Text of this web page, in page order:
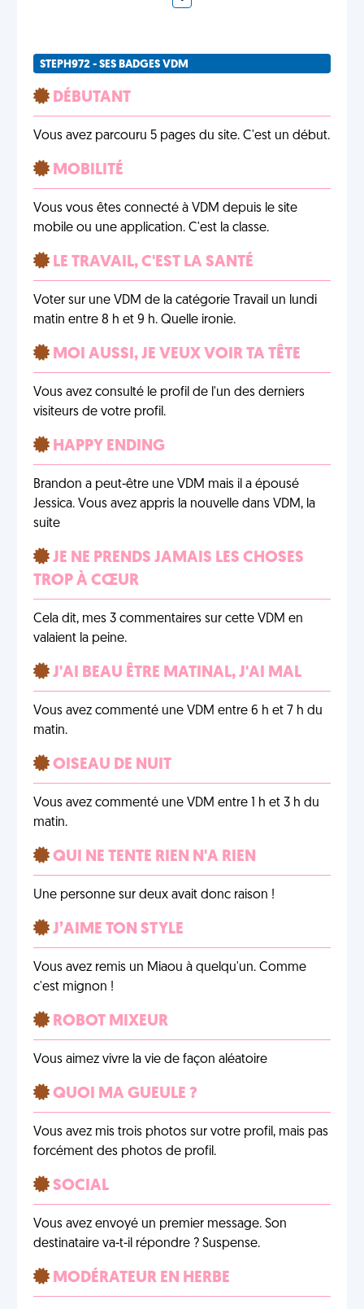
STEPH972 - SES BADGES VDM
DÉBUTANT
Vous avez parcouru 5 pages du site. C'est un début.
MOBILITÉ
Vous vous êtes connecté à VDM depuis le site
mobile ou une application. C'est la classe.
LE TRAVAIL, C'EST LA SANTÉ
Voter sur une VDM de la catégorie Travail un lundi
matin entre 8 h et 9 h. Quelle ironie.
MOI AUSSI, JE VEUX VOIR TA TÊTE
Vous avez consulté le profil de l'un des derniers
visiteurs de votre profil.
HAPPY ENDING
Brandon a peut-être une VDM mais il a épousé
Jessica. Vous avez appris la nouvelle dans VDM, la
suite
JE NE PRENDS JAMAIS LES CHOSES
TROP À CŒUR
Cela dit, mes 3 commentaires sur cette VDM en
valaient la peine.
J'AI BEAU ÊTRE MATINAL, J'AI MAL
Vous avez commenté une VDM entre 6 h et 7 h du
matin.
OISEAU DE NUIT
Vous avez commenté une VDM entre 1 h et 3 h du
matin.
QUI NE TENTE RIEN N'A RIEN
Une personne sur deux avait donc raison !
J’AIME TON STYLE
Vous avez remis un Miaou à quelqu'un. Comme
c'est mignon !
ROBOT MIXEUR
Vous aimez vivre la vie de façon aléatoire
QUOI MA GUEULE ?
Vous avez mis trois photos sur votre profil, mais pas
forcément des photos de profil.
SOCIAL
Vous avez envoyé un premier message. Son
destinataire va-t-il répondre ? Suspense.
MODÉRATEUR EN HERBE